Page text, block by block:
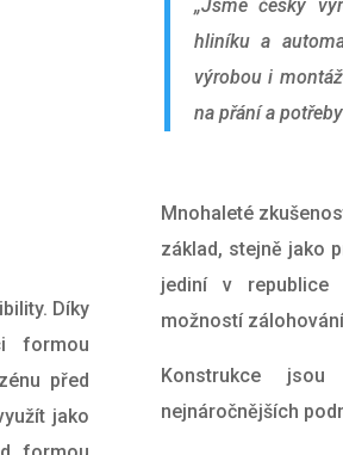
Díky
formou
před
jako
„Jsme český
hliníku a
výrobou i
na přání a
Mnohaleté
základ, stejně jako
jediní v republice
možností
Konstrukce
nejnáročnějších